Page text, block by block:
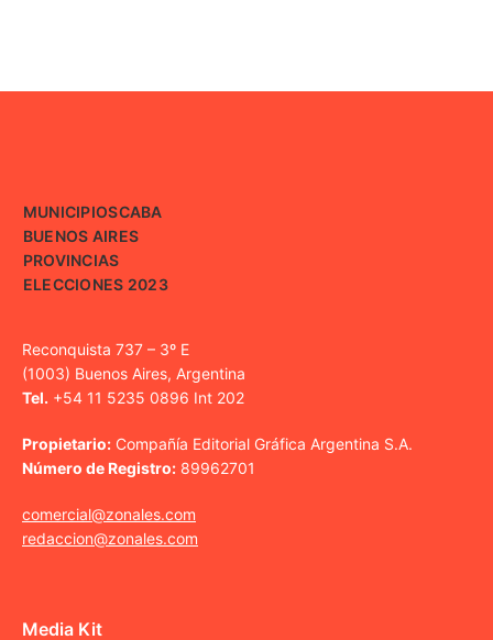
MUNICIPIOSCABA
BUENOS AIRES
PROVINCIAS
ELECCIONES 2023
Reconquista 737 – 3º E
(1003) Buenos Aires, Argentina
Tel. +54 11 5235 0896 Int 202
Propietario: Compañía Editorial Gráfica Argentina S.A.
Número de Registro: 89962701
comercial@zonales.com
redaccion@zonales.com
Media Kit